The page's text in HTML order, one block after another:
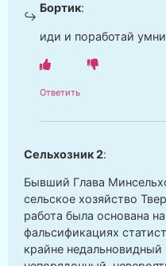
Бортик:
иди и поработай
Ответить
Сельхозник 2:
Бывший Глава
сельское хозяйство
работа была основана
фальсификациях
крайне